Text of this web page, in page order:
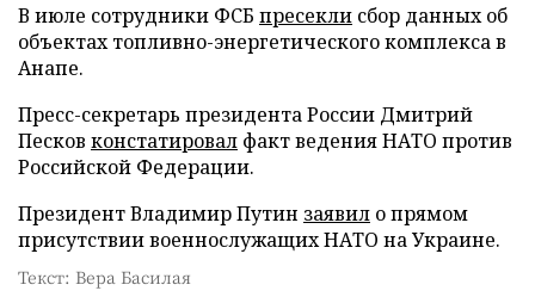
В июле сотрудники ФСБ пресекли сбор данных об
объектах топливно-энергетического комплекса в
Анапе.
Пресс-секретарь президента России Дмитрий
Песков констатировал факт ведения НАТО против
Российской Федерации.
Президент Владимир Путин заявил о прямом
присутствии военнослужащих НАТО на Украине.
Текст: Вера Басилая